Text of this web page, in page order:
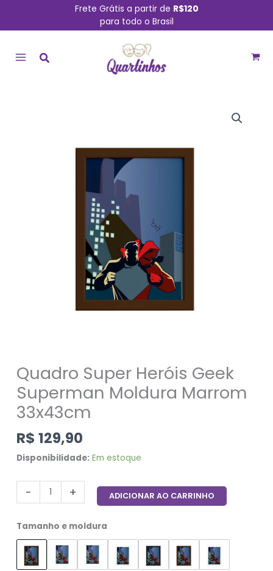
conteúdo
Frete Grátis a partir de R$120
para todo o Brasil
MENU
Quadro Super Heróis Geek
Superman Moldura Marrom
33x43cm
R$ 129,90
Disponibilidade: Em estoque
- + ADICIONAR AO CARRINHO
Tamanho e moldura